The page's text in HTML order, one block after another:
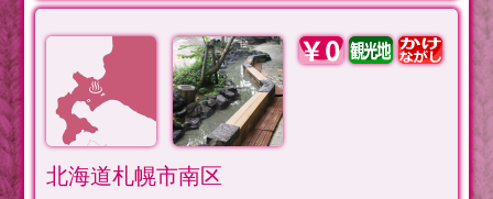
北海道札幌市南区